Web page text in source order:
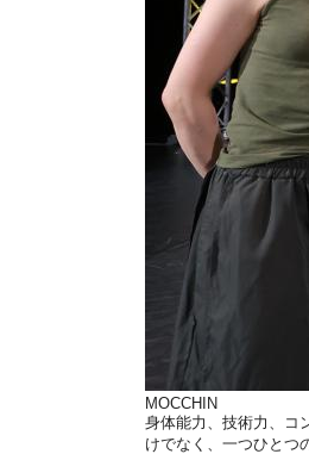
MOCCHIN
身体能力、技術力、コ
けでなく、一つひとつ